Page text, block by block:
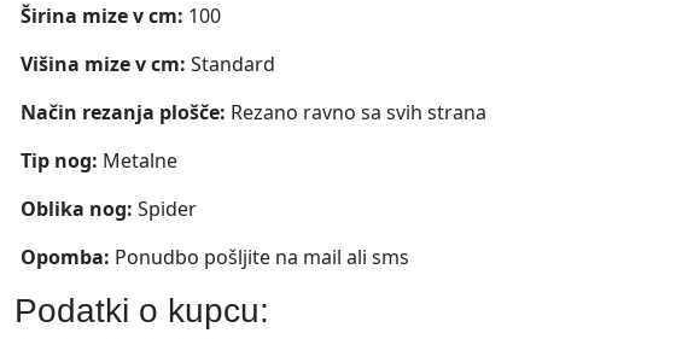
Širina mize v cm: 100
Višina mize v cm: Standard
Način rezanja plošče: Rezano ravno sa svih strana
Tip nog: Metalne
Oblika nog: Spider
Opomba: Ponudbo pošljite na mail ali sms
Podatki o kupcu: